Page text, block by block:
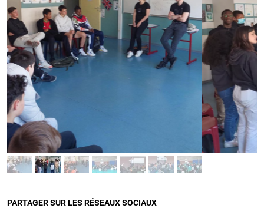
PARTAGER SUR LES RÉSEAUX SOCIAUX